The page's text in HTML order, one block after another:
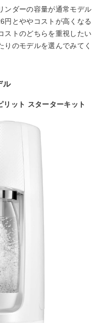
ンダーの容量が通常モデル
円とややコストが高くなる
ストのどちらを重視したい
のモデルを選んでみてく
ル
ット スターターキット